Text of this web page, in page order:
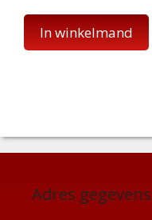
In winkelmand
Adres gegevens